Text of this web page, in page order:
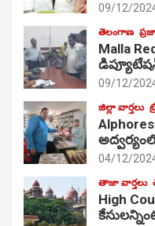
09/12/
తెలంగాణ
Malla
09/12/
జిల్లా వార్తలు
04/12/
తాజా వార్తలు
High